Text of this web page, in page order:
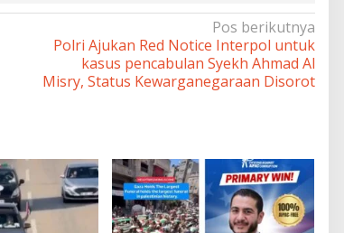
Pos berikutnya
Polri Ajukan Red Notice Interpol untuk
kasus pencabulan Syekh Ahmad Al
Misry, Status Kewarganegaraan Disorot